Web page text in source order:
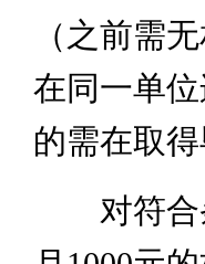
（之前需
在同一单
的需在取
对符合